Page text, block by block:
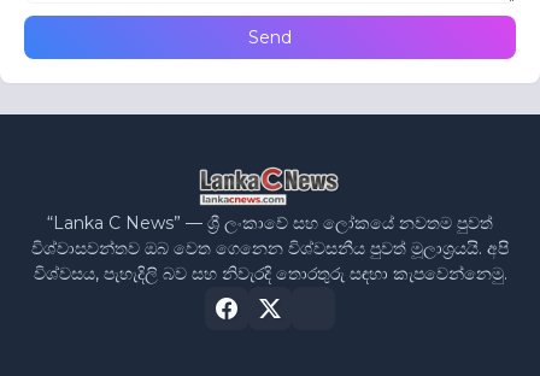
“Lanka C News” — ශ්‍රී ලංකාවේ සහ ලෝකයේ නවතම පුවත්
විශ්වාසවන්තව ඔබ වෙත ගෙනෙන විශ්වසනීය පුවත් මූලාශ්‍රයයි. අපි
විශ්වසය, පැහැදිලි බව සහ නිවැරදි තොරතුරු සඳහා කැපවෙන්නෙමු.